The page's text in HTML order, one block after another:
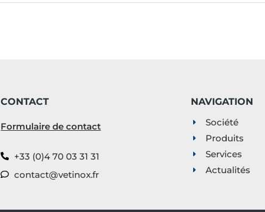
CONTACT
Formulaire de contact
+33 (0)4 70 03 31 31
contact@vetinox.fr
NAVIGATION
Société
Produits
Services
Actualités